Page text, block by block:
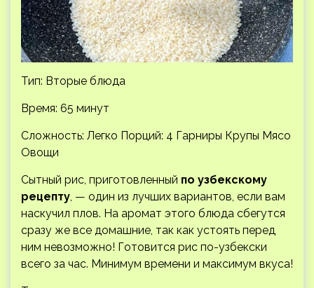
Тип: Вторые блюда
Время: 65 минут
Сложность: Легко Порций: 4 Гарниры Крупы Мясо
Овощи
Сытный рис, приготовленный по узбекскому
рецепту, — один из лучших вариантов, если вам
наскучил плов. На аромат этого блюда сбегутся
сразу же все домашние, так как устоять перед
ним невозможно! Готовится рис по-узбекски
всего за час. Минимум времени и максимум вкуса!